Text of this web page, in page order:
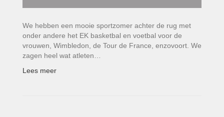
We hebben een mooie sportzomer achter de rug met
onder andere het EK basketbal en voetbal voor de
vrouwen, Wimbledon, de Tour de France, enzovoort. We
zagen heel wat atleten…
Lees meer